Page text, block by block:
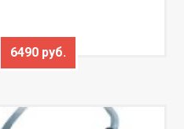
6490 руб.